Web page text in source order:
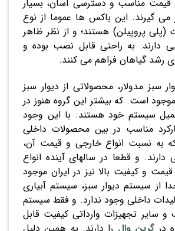
مناسب و دسترسی آسان، بسیار
می گیرند. این باکس ها عموما از نوع
(پلی پروپیلن) هستند؛ و از نظر ظاهر
دارند. به راحتی قابل نصب بوده و
رشد گیاهان فراهم می کنند.
سبز مدولار، محصولاتی از دیوار سبز
موجود است. که بیشتر این گروه هنوز در
سیستم خود هستند. با این وجود
مناسب در بین محصولات داخلی
به نسبت انواع خارجی و قیمت آن،
دارند. و قطعا در سالهای آینده انواع
قیمت و کیفیت بالا نیز در ایران موجود
از سیستم دیوار سبز، سیستم آبیاری
داخلی وجود ندارد. و فقط سیستم
و سایر تجهیزات وارداتی کیفیت قابل